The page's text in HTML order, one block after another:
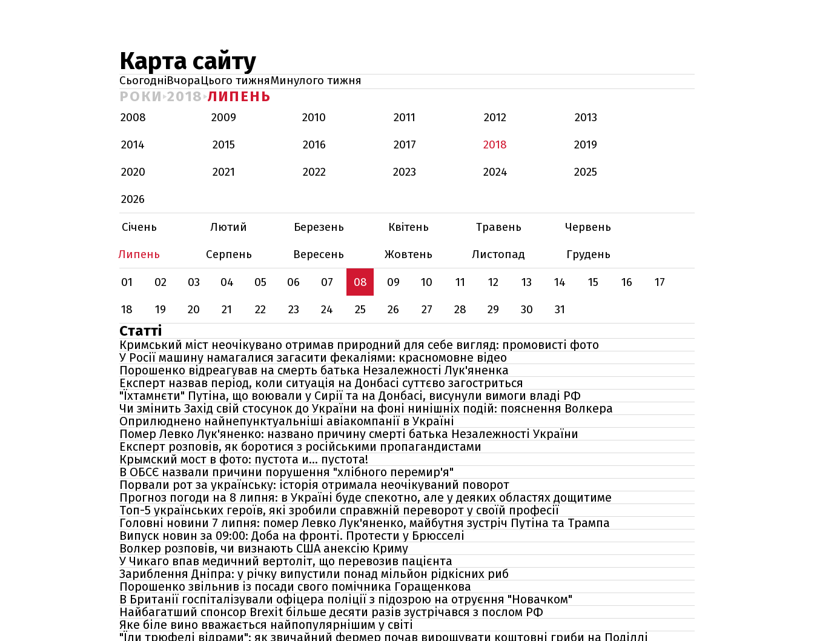
Карта сайту
СьогодніВчораЦього тижняМинулого тижня
РОКИ 2018 ЛИПЕНЬ
2008 2009 2010 2011 2012
2013
2014
2015 2016 2017 2018
2019
2020
2021 2022 2023 2024
2025
2026
Січень
Лютий Березень Квітень Травень
Червень
Липень
Серпень Вересень Жовтень Листопад
Грудень
01
02 03 04 05 06 07 08 09 10 11 12 13 14 15 16
17
18
19 20 21 22 23 24 25 26 27 28 29 30 31
Статті
Кримський міст неочікувано отримав природний для себе вигляд: промовисті фото
У Росії машину намагалися загасити фекаліями: красномовне відео
Порошенко відреагував на смерть батька Незалежності Лук'яненка
Експерт назвав період, коли ситуація на Донбасі суттєво загостриться
"Їхтамнєти" Путіна, що воювали у Сирії та на Донбасі, висунули вимоги владі РФ
Чи змінить Захід свій стосунок до України на фоні нинішніх подій: пояснення Волкера
Оприлюднено найнепунктуальніші авіакомпанії в Україні
Помер Левко Лук'яненко: названо причину смерті батька Незалежності України
Експерт розповів, як боротися з російськими пропагандистами
Крымский мост в фото: пустота и... пустота!
В ОБСЄ назвали причини порушення "хлібного перемир'я"
Порвали рот за українську: історія отримала неочікуваний поворот
Прогноз погоди на 8 липня: в Україні буде спекотно, але у деяких областях дощитиме
Топ-5 українських героїв, які зробили справжній переворот у своїй професії
Головні новини 7 липня: помер Левко Лук'яненко, майбутня зустріч Путіна та Трампа
Випуск новин за 09:00: Доба на фронті. Протести у Брюсселі
Волкер розповів, чи визнають США анексію Криму
У Чикаго впав медичний вертоліт, що перевозив пацієнта
Зариблення Дніпра: у річку випустили понад мільйон рідкісних риб
Порошенко звільнив із посади свого помічника Горащенкова
В Британії госпіталізували офіцера поліції з підозрою на отруєння "Новачком"
Найбагатший спонсор Brexit більше десяти разів зустрічався з послом РФ
Яке біле вино вважається найпопулярнішим у світі
"Їли трюфелі відрами": як звичайний фермер почав вирощувати коштовні гриби на Поділлі